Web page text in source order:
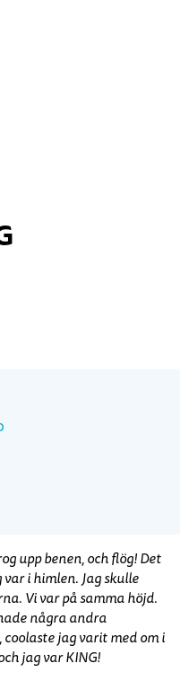
upp benen, och flög! Det
i himlen. Jag skulle
Vi var på samma höjd.
några andra
jag varit med om i
jag var KING!